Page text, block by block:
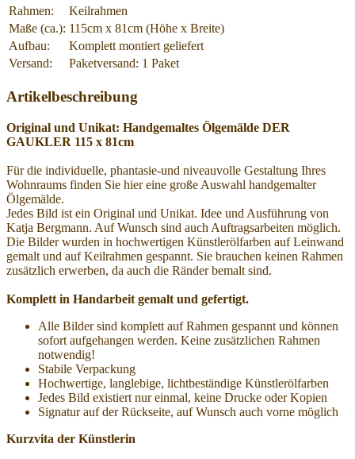
Rahmen:
Keilrahmen
Maße (ca.): 115cm x 81cm (Höhe x Breite)
Aufbau:
Komplett montiert geliefert
Versand:
Paketversand: 1 Paket
Artikelbeschreibung
Original und Unikat: Handgemaltes Ölgemälde DER
GAUKLER 115 x 81cm
Für die individuelle, phantasie-und niveauvolle Gestaltung Ihres
Wohnraums finden Sie hier eine große Auswahl handgemalter
Ölgemälde.
Jedes Bild ist ein Original und Unikat. Idee und Ausführung von
Katja Bergmann. Auf Wunsch sind auch Auftragsarbeiten möglich.
Die Bilder wurden in hochwertigen Künstlerölfarben auf Leinwand
gemalt und auf Keilrahmen gespannt. Sie brauchen keinen Rahmen
zusätzlich erwerben, da auch die Ränder bemalt sind.
Komplett in Handarbeit gemalt und gefertigt.
Alle Bilder sind komplett auf Rahmen gespannt und können
sofort aufgehangen werden. Keine zusätzlichen Rahmen
notwendig!
Stabile Verpackung
Hochwertige, langlebige, lichtbeständige Künstlerölfarben
Jedes Bild existiert nur einmal, keine Drucke oder Kopien
Signatur auf der Rückseite, auf Wunsch auch vorne möglich
Kurzvita der Künstlerin